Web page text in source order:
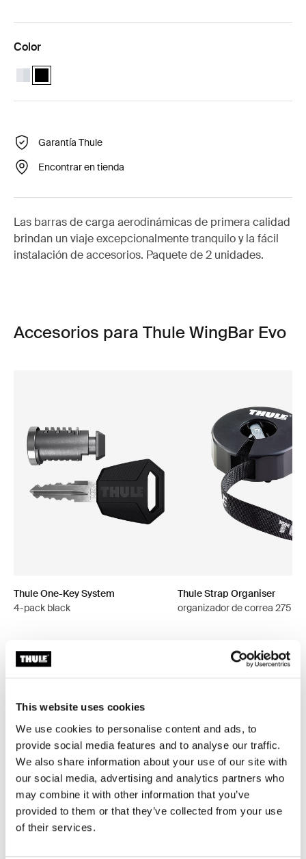
This website uses cookies
We use cookies to personalise content and ads, to
provide social media features and to analyse our traffic.
We also share information about your use of our site with
our social media, advertising and analytics partners who
may combine it with other information that you’ve
provided to them or that they’ve collected from your use
of their services.
Color
Thule Wingbar Evo 118 Aluminio
Thule Wingbar Evo 118 Negro (selected)
Garantía Thule
Encontrar en tienda
Las barras de carga aerodinámicas de primera calidad
brindan un viaje excepcionalmente tranquilo y la fácil
instalación de accesorios. Paquete de 2 unidades.
Accesorios para Thule WingBar Evo
Thule One-Key System
4-pack black
Thule Strap Organiser
organizador de correa 275
Toggle features
Todas las características
Toggle techspec
Especificaciones técnicas
Toggle guides and instructions
Instrucciones